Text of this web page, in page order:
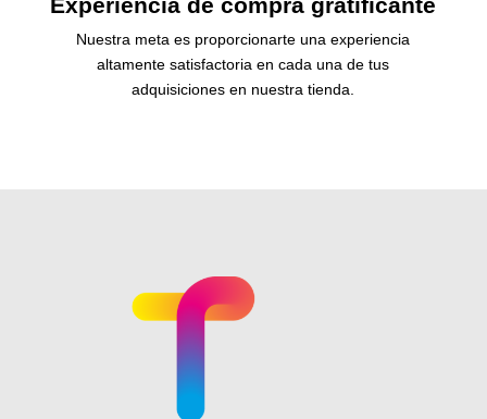
Experiencia de compra gratificante
Nuestra meta es proporcionarte una experiencia
altamente satisfactoria en cada una de tus
adquisiciones en nuestra tienda.